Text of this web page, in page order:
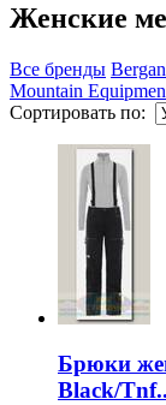
Женские
Все бренды
Mountain
Сортировать по:
Брюки
Black/